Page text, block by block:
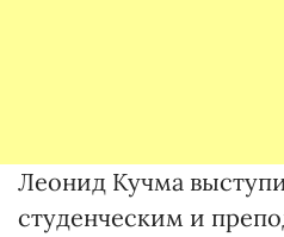
Леонид Кучма
студенческим и